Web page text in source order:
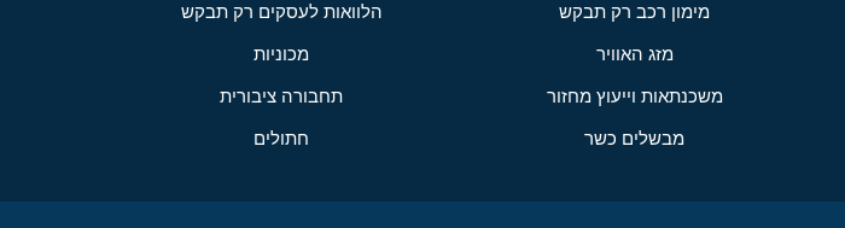
מימון רכב רק תבקש הלוואות לעסקים רק תבקש
מזג האוויר מכוניות
משכנתאות וייעוץ מחזור תחבורה ציבורית
מבשלים כשר חתולים